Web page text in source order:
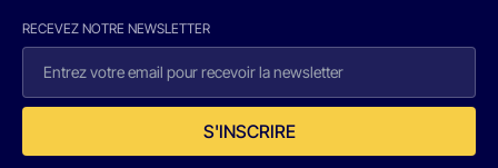
RECEVEZ NOTRE NEWSLETTER
S'INSCRIRE